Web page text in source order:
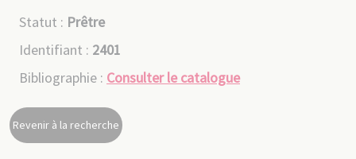
Statut : Prêtre
Identifiant : 2401
Bibliographie : Consulter le catalogue
Revenir à la recherche